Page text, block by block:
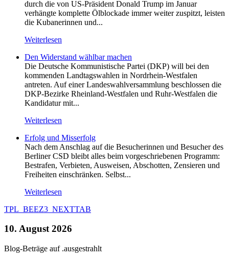
durch die von US-Präsident Donald Trump im Januar
verhängte komplette Ölblockade immer weiter zuspitzt, leisten
die Kubanerinnen und...
Weiterlesen
Den Widerstand wählbar machen
Die Deutsche Kommunistische Partei (DKP) will bei den
kommenden Landtagswahlen in Nordrhein-Westfalen
antreten. Auf einer Landeswahlversammlung beschlossen die
DKP-Bezirke Rheinland-Westfalen und Ruhr-Westfalen die
Kandidatur mit...
Weiterlesen
Erfolg und Misserfolg
Nach dem Anschlag auf die Besucherinnen und Besucher des
Berliner CSD bleibt alles beim vorgeschriebenen Programm:
Bestrafen, Verbieten, Ausweisen, Abschotten, Zensieren und
Freiheiten einschränken. Selbst...
Weiterlesen
TPL_BEEZ3_NEXTTAB
10. August 2026
Blog-Beträge auf .ausgestrahlt